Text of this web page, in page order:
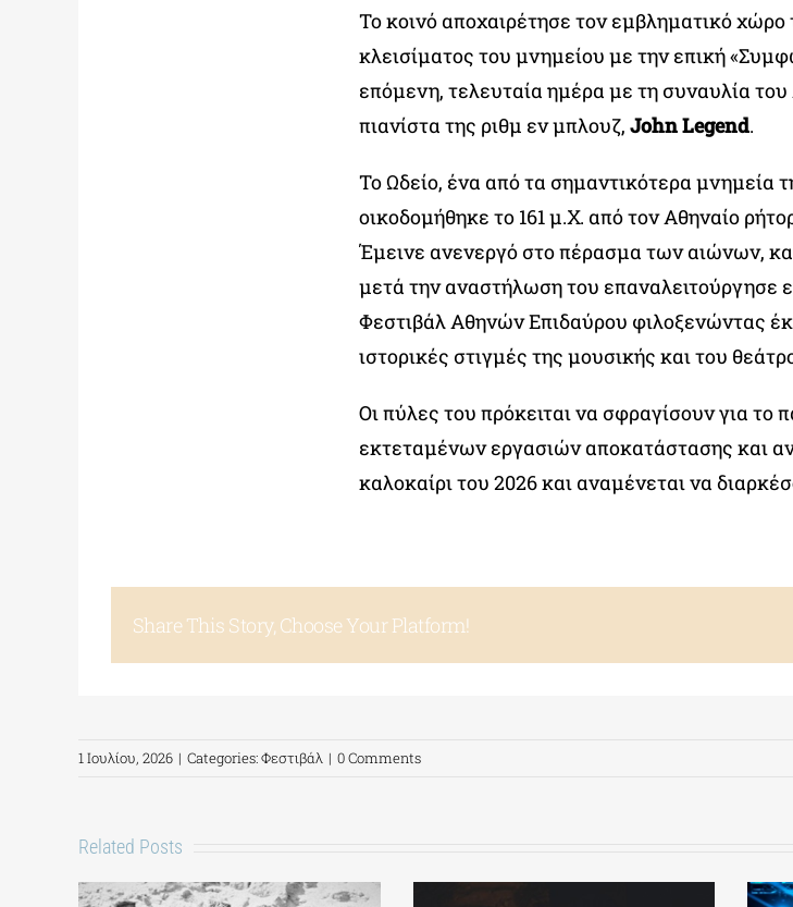
Το κοινό αποχαιρέτησε τον εμβληματικό
κλεισίματος του μνημείου με την επική
επόμενη, τελευταία ημέρα με τη συναυλία
πιανίστα της ριθμ εν μπλουζ, John Legend.
Το Ωδείο, ένα από τα σημαντικότερα μνημεία
οικοδομήθηκε το 161 μ.Χ. από τον Αθηναίο
Έμεινε ανενεργό στο πέρασμα των αιώνων,
μετά την αναστήλωση του επαναλειτούργησε
Φεστιβάλ Αθηνών Επιδαύρου φιλοξενώντας
ιστορικές στιγμές της μουσικής και του
Οι πύλες του πρόκειται να σφραγίσουν για το
εκτεταμένων εργασιών αποκατάστασης και
καλοκαίρι του 2026 και αναμένεται να
Share This Story, Choose Your Platform!
1 Ιουλίου, 2026 | Categories:Φεστιβάλ | 0 Comments
Related Posts